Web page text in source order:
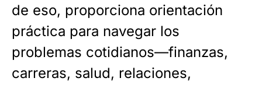
de eso, proporciona orientación
práctica para navegar los
problemas cotidianos—finanzas,
carreras, salud, relaciones,